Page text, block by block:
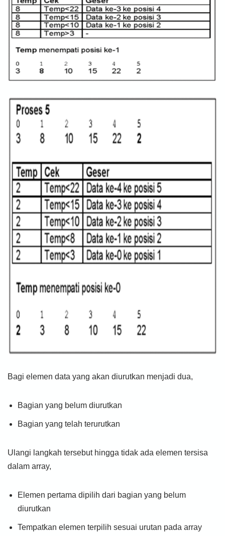
Bagi elemen data yang akan diurutkan menjadi dua,
Bagian yang belum diurutkan
Bagian yang telah terurutkan
Ulangi langkah tersebut hingga tidak ada elemen tersisa
dalam array,
Elemen pertama dipilih dari bagian yang belum
diurutkan
Tempatkan elemen terpilih sesuai urutan pada array